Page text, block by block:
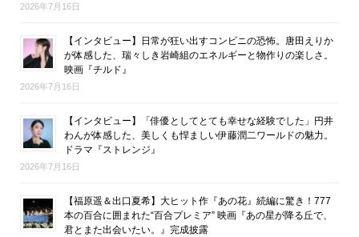
2026年7月16日
【インタビュー】日常が狂い出すコンビニの恐怖。唐田えりか
が体感した、瑞々しき岩崎組のエネルギーと物作りの楽しさ。
映画『チルド』
2026年7月16日
【インタビュー】「俳優としてとても幸せな経験でした」円井
わんが体感した、美しくも悍ましい伊藤潤二ワールドの魅力。
ドラマ『ストレンジ』
2026年7月16日
【福原遥＆出口夏希】大ヒット作『あの花』続編に驚き！777
本の百合に囲まれた“百合プレミア” 映画『あの星が降る丘で、
君とまた出会いたい。』完成披露